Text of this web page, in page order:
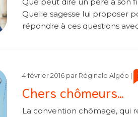
Quelle sagesse lui proposer
répondre à ces questions
Chers chômeurs…
4 février 2016 par Réginald Algéo
La convention chômage, qui